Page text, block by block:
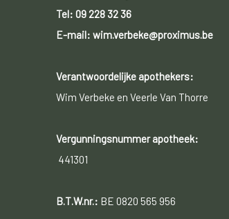
Tel: 09 228 32 36
E-mail: wim.verbeke@proximus.be
Verantwoordelijke apothekers:
Wim Verbeke en Veerle Van Thorre
Vergunningsnummer apotheek:
441301
B.T.W.nr.: BE 0820 565 956